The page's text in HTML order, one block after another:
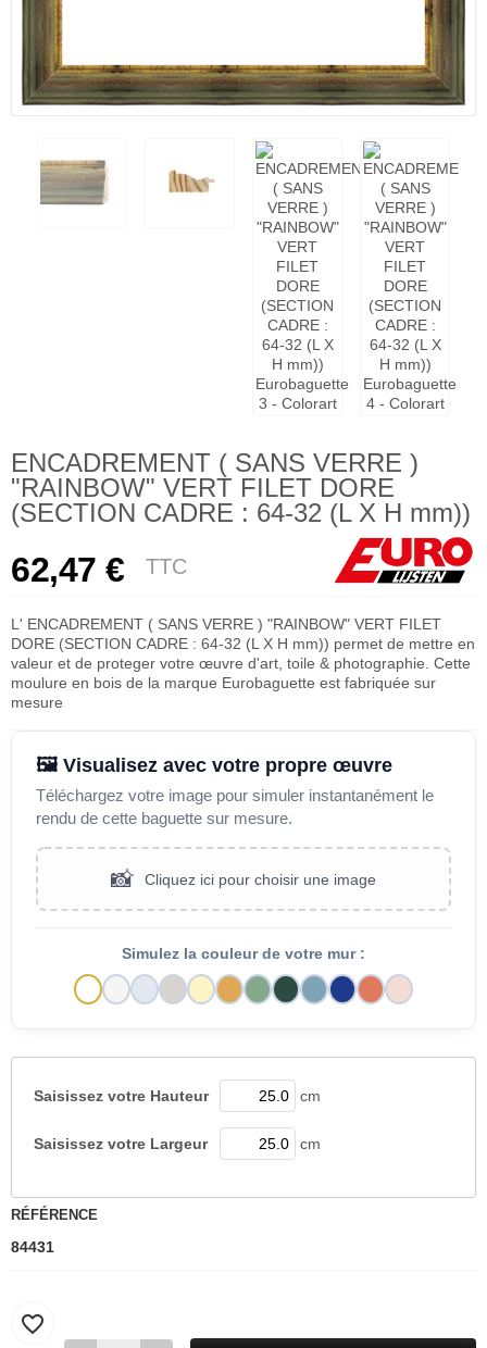
ENCADREMENT ( SANS VERRE )
"RAINBOW" VERT FILET DORE
(SECTION CADRE : 64-32 (L X H mm))
62,47 € TTC
L' ENCADREMENT ( SANS VERRE ) "RAINBOW" VERT FILET
DORE (SECTION CADRE : 64-32 (L X H mm)) permet de mettre en
valeur et de proteger votre œuvre d'art, toile & photographie. Cette
moulure en bois de la marque Eurobaguette est fabriquée sur
mesure
🖼️ Visualisez avec votre propre œuvre
Téléchargez votre image pour simuler instantanément le
rendu de cette baguette sur mesure.
📸 Cliquez ici pour choisir une image
Simulez la couleur de votre mur :
Saisissez votre Hauteur cm
Saisissez votre Largeur cm
RÉFÉRENCE
84431
favorite_border